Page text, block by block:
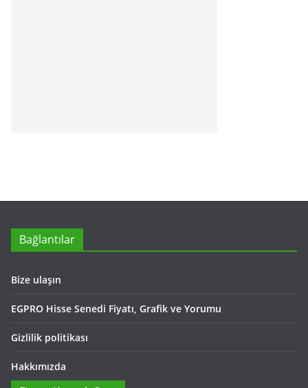
Bağlantılar
Bize ulaşın
EGPRO Hisse Senedi Fiyatı, Grafik ve Yorumu
Gizlilik politikası
Hakkımızda